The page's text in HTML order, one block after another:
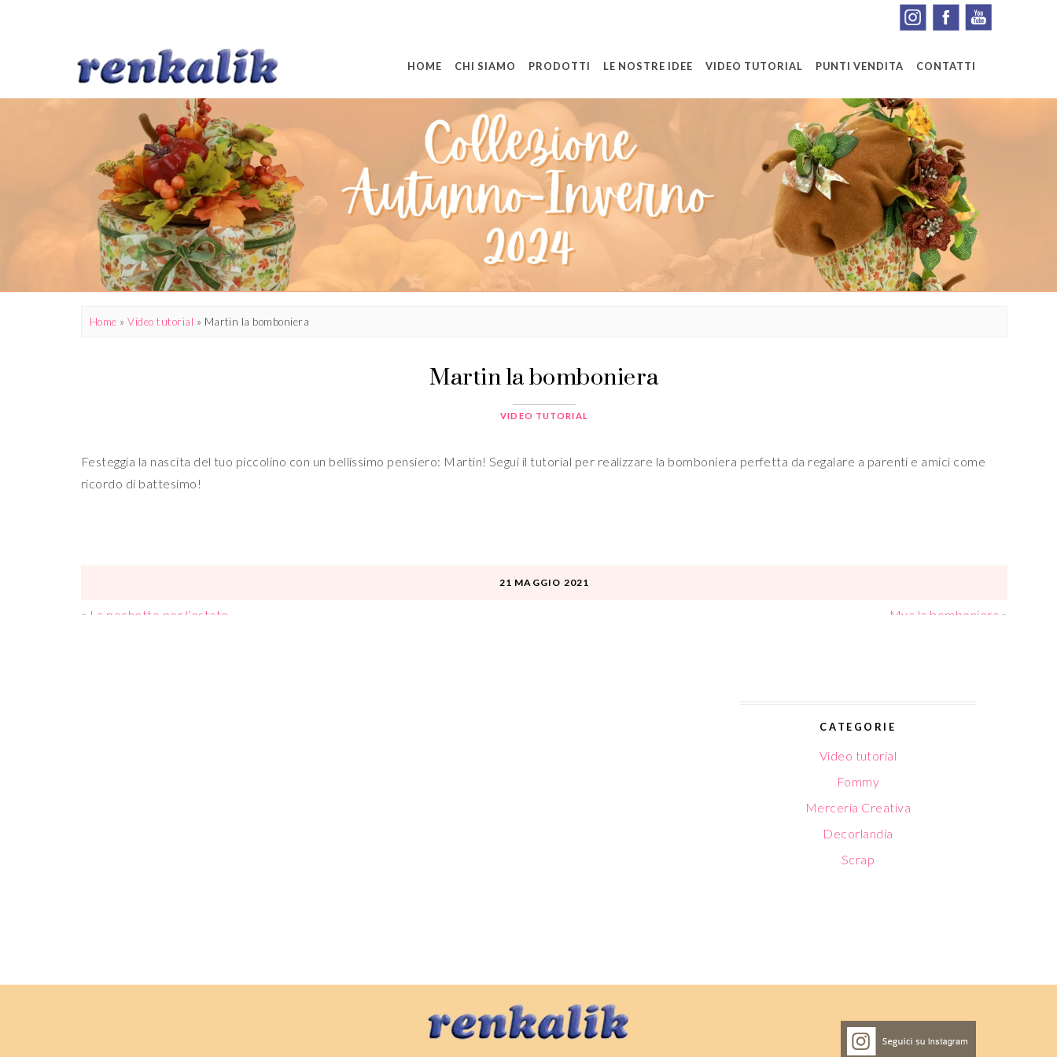
HOME CHI SIAMO PRODOTTI LE NOSTRE IDEE VIDEO TUTORIAL PUNTI VENDITA CONTATTI
Home »Video tutorial » Martin la bomboniera
Martin la bomboniera
VIDEO TUTORIAL
Festeggia la nascita del tuo piccolino con un bellissimo pensiero: Martin! Segui il tutorial per realizzare la bomboniera perfetta da regalare a parenti e amici come
ricordo di battesimo!
21 MAGGIO 2021
« La pochette per l’estate Mya la bomboniera »
CATEGORIE
Video tutorial
Fommy
Merceria Creativa
Decorlandia
Scrap